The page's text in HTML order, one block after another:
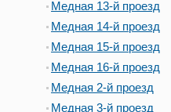
Медная 13-й проезд
Медная 14-й проезд
Медная 15-й проезд
Медная 16-й проезд
Медная 2-й проезд
Медная 3-й проезд